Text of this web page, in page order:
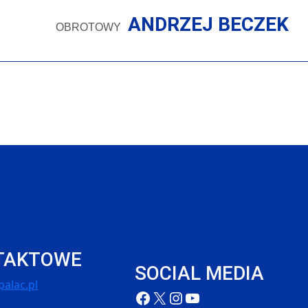
OBROTOWY ANDRZEJ BECZEK
SOCIAL MEDIA